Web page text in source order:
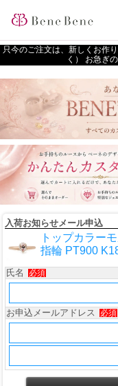
只今のご注文は、新しくお作
く） お急ぎ
入荷お知らせメール申込
トップカラー
指輪 PT900
氏名 必須
お申込メールアドレス 必須